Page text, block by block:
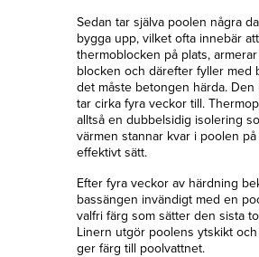
Sedan tar själva poolen några
bygga upp, vilket ofta innebär
thermoblocken på plats,
blocken och därefter fyller med
det måste betongen härda. Den
tar cirka fyra veckor till.
alltså en dubbelsidig isolering
värmen stannar kvar i poolen
effektivt sätt.
Efter fyra veckor av härdning
bassängen invändigt med en
valfri färg som sätter den sista
Linern utgör poolens ytskikt
ger färg till poolvattnet.